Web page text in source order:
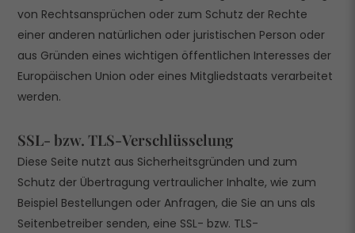
von Rechtsansprüchen oder zum Schutz der Rechte
einer anderen natürlichen oder juristischen Person oder
aus Gründen eines wichtigen öffentlichen Interesses der
Europäischen Union oder eines Mitgliedstaats verarbeitet
werden.
SSL- bzw. TLS-Verschlüsselung
Diese Seite nutzt aus Sicherheitsgründen und zum
Schutz der Übertragung vertraulicher Inhalte, wie zum
Beispiel Bestellungen oder Anfragen, die Sie an uns als
Seitenbetreiber senden, eine SSL- bzw. TLS-